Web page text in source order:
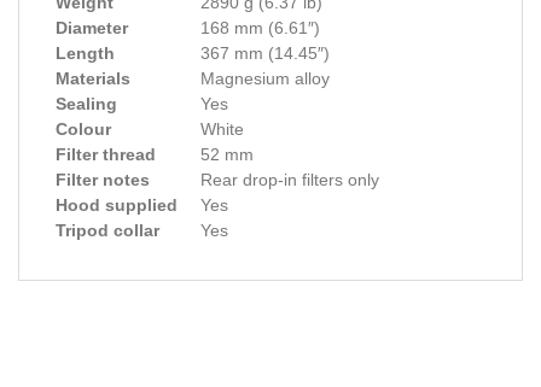
Diameter
168 mm (6.61″)
Length
367 mm (14.45″)
Materials
Magnesium alloy
Sealing
Yes
Colour
White
Filter thread
52 mm
Filter notes
Rear drop-in filters only
Hood supplied
Yes
Tripod collar
Yes